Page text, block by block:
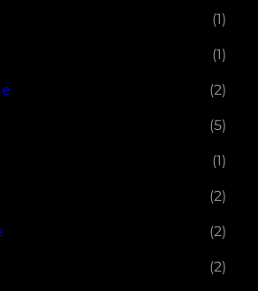
(1)
(1)
(2)
(5)
(1)
(2)
(2)
(2)